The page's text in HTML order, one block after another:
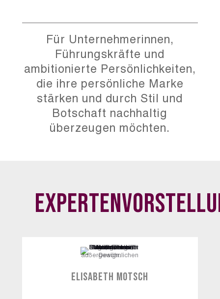
Für Unternehmerinnen,
Führungskräfte und
ambitionierte Persönlichkeiten,
die ihre persönliche Marke
stärken und durch Stil und
Botschaft nachhaltig
überzeugen möchten.
Elisabeth Motsch